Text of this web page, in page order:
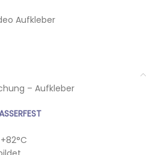
Aufkleber
– Aufkleber